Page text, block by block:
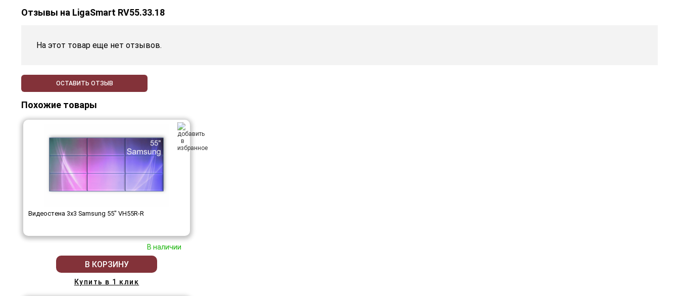
Отзывы на LigaSmart RV55.33.18
На этот товар еще нет отзывов.
ОСТАВИТЬ ОТЗЫВ
Похожие товары
Видеостена 3x3 Samsung 55" VH55R-R
В наличии
В КОРЗИНУ
Купить в 1 клик